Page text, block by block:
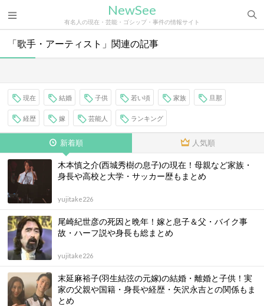
NewSee
有名人の現在・芸能・ゴシップ・事件の情報サイト
「歌手・アーティスト」関連の記事
現在 結婚 子供 若い頃 家族 旦那
経歴 嫁 芸能人 ランキング
新着順 人気順
木本慎之介(西城秀樹の息子)の現在！母親など家族・
身長や高校と大学・サッカー歴もまとめ
yujitake226
尾崎紀世彦の死因と晩年！嫁と息子＆父・バイク事
故・ハーフ説や身長も総まとめ
yujitake226
末延麻裕子(羽生結弦の元嫁)の結婚・離婚と子供！実
家の父親や国籍・身長や経歴・矢沢永吉との関係もま
とめ